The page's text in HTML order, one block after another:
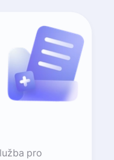
pro